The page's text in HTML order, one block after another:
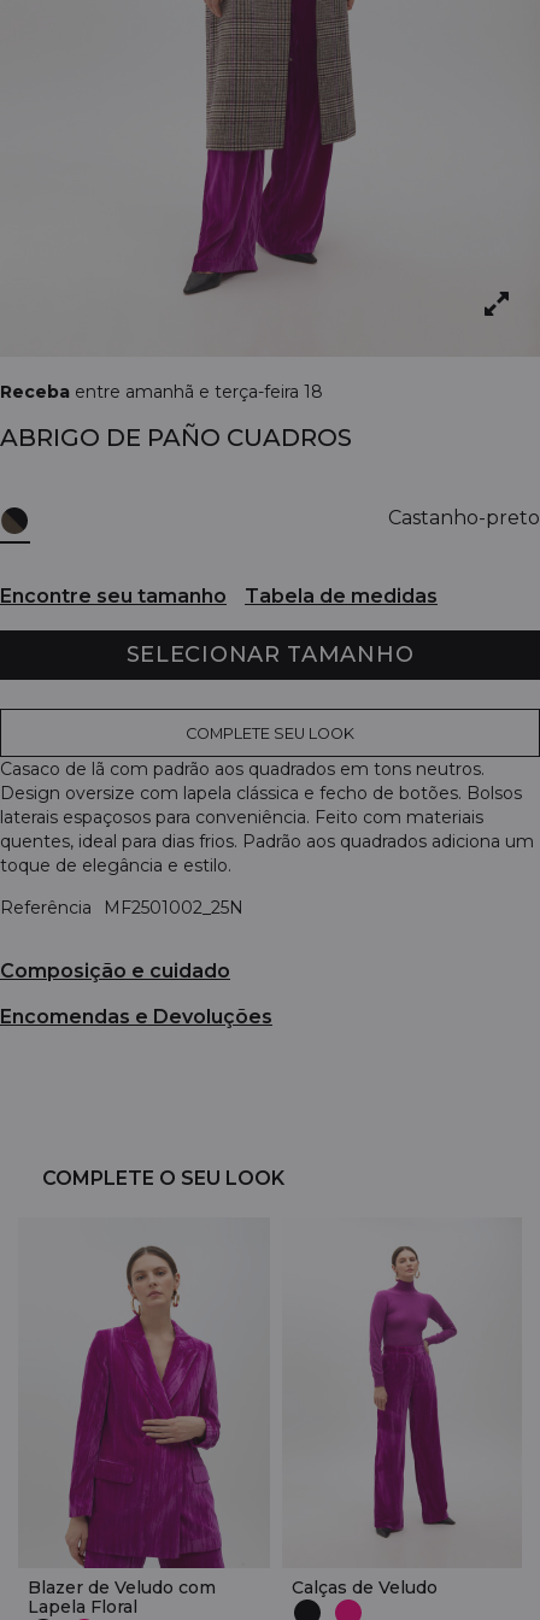
Receba entre amanhã e terça-feira 18
ABRIGO DE PAÑO CUADROS
Castanho-preto
Encontre seu tamanho Tabela de medidas
SELECIONAR TAMANHO
COMPLETE SEU LOOK
Casaco de lã com padrão aos quadrados em tons neutros.
Design oversize com lapela clássica e fecho de botões. Bolsos
laterais espaçosos para conveniência. Feito com materiais
quentes, ideal para dias frios. Padrão aos quadrados adiciona um
toque de elegância e estilo.
Referência
MF2501002_25N
Composição e cuidado
Encomendas e Devoluções
COMPLETE O SEU LOOK
Blazer de Veludo com
Lapela Floral
Calças de Veludo